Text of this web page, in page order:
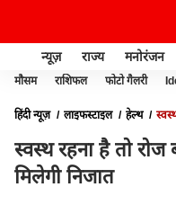
न्यूज़ राज्य मनोरंजन
मौसम राशिफल फोटो गैलरी
हिंदी न्यूज़ लाइफस्टाइल हेल्थ
स्वस्थ रहना है तो रोज
मिलेगी निजात